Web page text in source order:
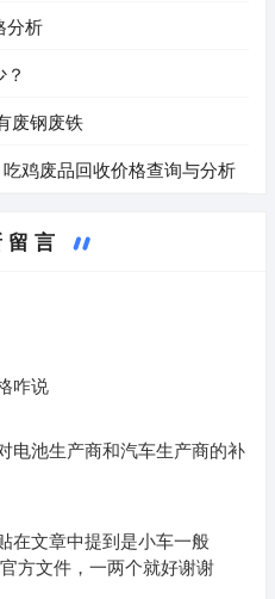
分析
去处 哪里有废钢废铁
鸡废品回收价格查询与分析
留言
咋说
电池生产商和汽车生产商的补
在文章中提到是小车一般
方文件，一两个就好谢谢